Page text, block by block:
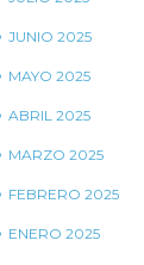
JUNIO 2025
MAYO 2025
ABRIL 2025
MARZO 2025
FEBRERO 2025
ENERO 2025